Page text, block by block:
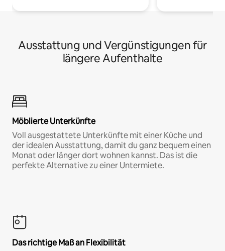
Ausstattung und Vergünstigungen für
längere Aufenthalte
Möblierte Unterkünfte
Voll ausgestattete Unterkünfte mit einer Küche und
der idealen Ausstattung, damit du ganz bequem einen
Monat oder länger dort wohnen kannst. Das ist die
perfekte Alternative zu einer Untermiete.
Das richtige Maß an Flexibilität